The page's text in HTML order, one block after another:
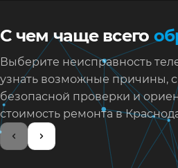
С чем чаще всего
Выберите неисправность
узнать возможные причины,
безопасной проверки и
стоимость ремонта в